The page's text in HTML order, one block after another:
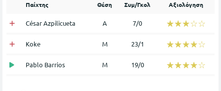
Παίχτης Θέση Συμ/Γκολ Αξιολόγηση
César Azpilicueta Α 7/0 ☆☆☆☆☆
★★★★★
Koke Μ 23/1 ☆☆☆☆☆
★★★★★
Pablo Barrios Μ 19/0 ☆☆☆☆☆
★★★★★